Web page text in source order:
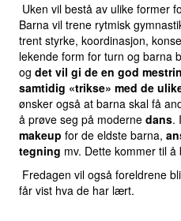
Uken vil bestå av ulike former
Barna vil trene rytmisk
trent styrke, koordinasjon,
lekende form for turn og barna
og det vil gi de en god
samtidig «trikse» med de
ønsker også at barna skal få
å prøve seg på moderne dans.
makeup for de eldste barna,
tegning mv. Dette kommer til å
Fredagen vil også foreldrene
får vist hva de har lært.